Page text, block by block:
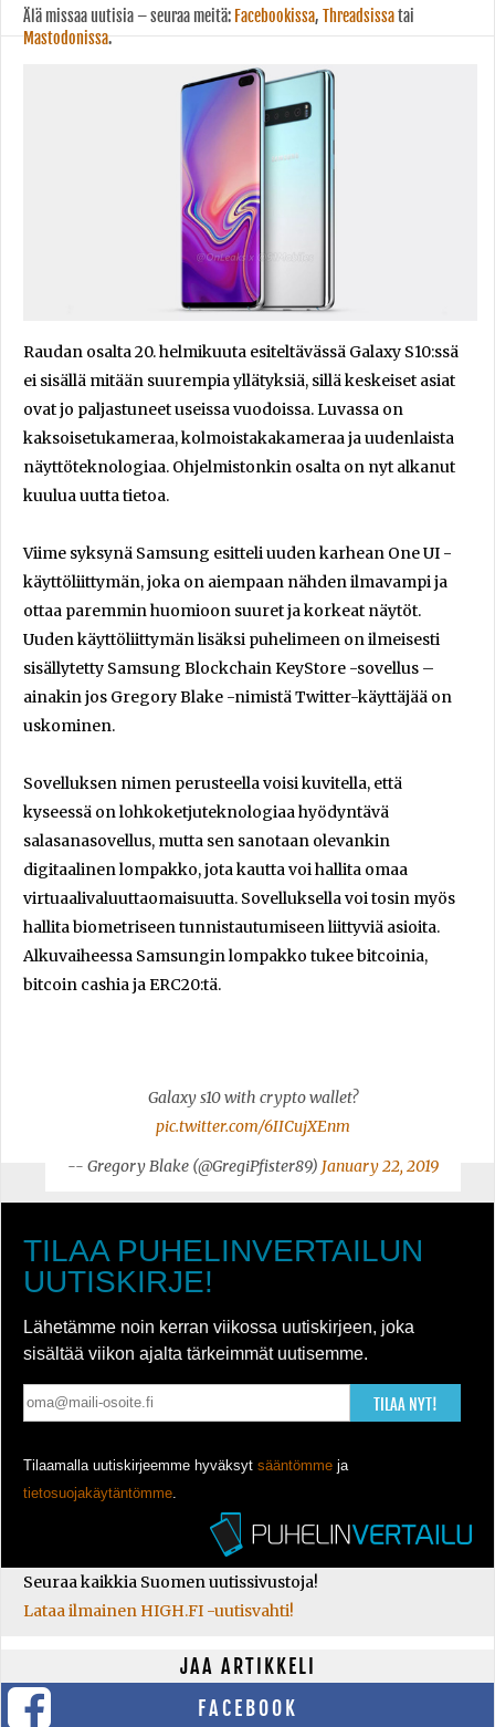
Älä missaa uutisia – seuraa meitä: Facebookissa, Threadsissatai
Mastodonissa.
Raudan osalta 20. helmikuuta esiteltävässä Galaxy S10:ssä
ei sisällä mitään suurempia yllätyksiä, sillä keskeiset asiat
ovat jo paljastuneet useissa vuodoissa. Luvassa on
kaksoisetukameraa, kolmoistakakameraa ja uudenlaista
näyttöteknologiaa. Ohjelmistonkin osalta on nyt alkanut
kuulua uutta tietoa.
Viime syksynä Samsung esitteli uuden karhean One UI -
käyttöliittymän, joka on aiempaan nähden ilmavampi ja
ottaa paremmin huomioon suuret ja korkeat näytöt.
Uuden käyttöliittymän lisäksi puhelimeen on ilmeisesti
sisällytetty Samsung Blockchain KeyStore -sovellus –
ainakin jos Gregory Blake -nimistä Twitter-käyttäjää on
uskominen.
Sovelluksen nimen perusteella voisi kuvitella, että
kyseessä on lohkoketjuteknologiaa hyödyntävä
salasanasovellus, mutta sen sanotaan olevankin
digitaalinen lompakko, jota kautta voi hallita omaa
virtuaalivaluuttaomaisuutta. Sovelluksella voi tosin myös
hallita biometriseen tunnistautumiseen liittyviä asioita.
Alkuvaiheessa Samsungin lompakko tukee bitcoinia,
bitcoin cashia ja ERC20:tä.
Galaxy s10 with crypto wallet?
pic.twitter.com/6IICujXEnm
-- Gregory Blake (@GregiPfister89) January 22, 2019
TILAA PUHELINVERTAILUN
UUTISKIRJE!
Lähetämme noin kerran viikossa uutiskirjeen, joka
sisältää viikon ajalta tärkeimmät uutisemme.
TILAA NYT!
Tilaamalla uutiskirjeemme hyväksyt sääntömme ja
tietosuojakäytäntömme
Seuraa kaikkia Suomen uutissivustoja!
Lataa ilmainen HIGH.FI -uutisvahti!
JAA ARTIKKELI
FACEBOOK